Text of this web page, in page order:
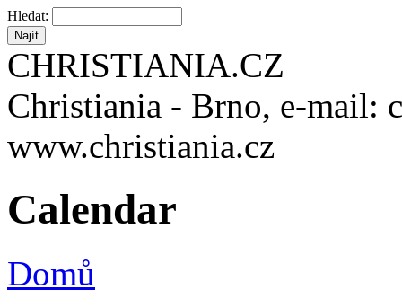
Hledat:
CHRISTIANIA.CZ
Christiania - Brno, e-mail:
www.christiania.cz
Calendar
Domů